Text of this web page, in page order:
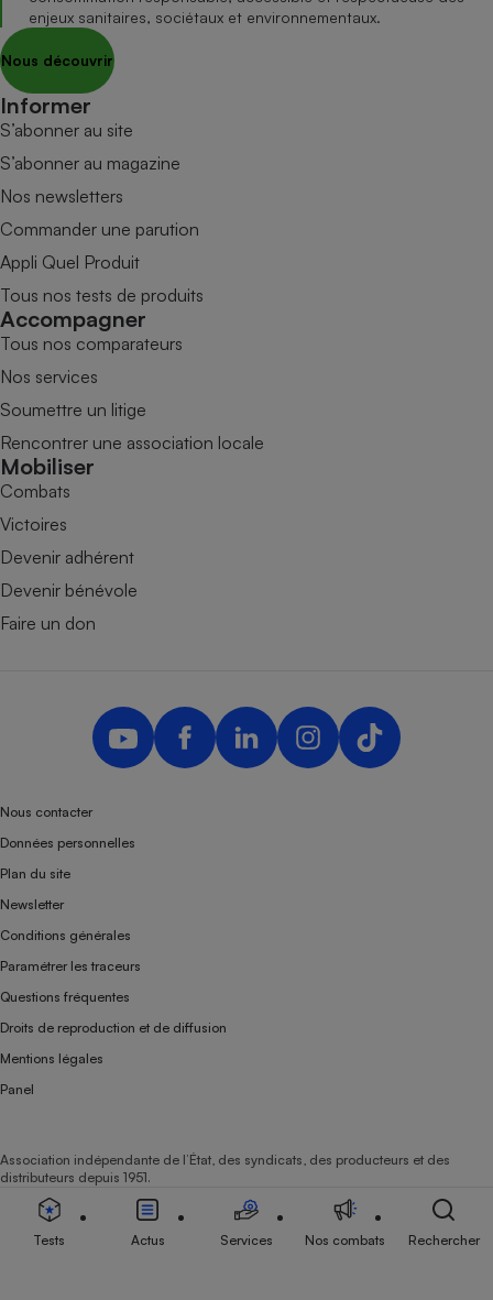
enjeux sanitaires, sociétaux et environnementaux.
Nous découvrir
Informer
S’abonner au site
S’abonner au magazine
Nos newsletters
Commander une parution
Appli Quel Produit
Tous nos tests de produits
Accompagner
Tous nos comparateurs
Nos services
Soumettre un litige
Rencontrer une association locale
Mobiliser
Combats
Victoires
Devenir adhérent
Devenir bénévole
Faire un don
Nous contacter
Données personnelles
Plan du site
Newsletter
Conditions générales
Paramétrer les traceurs
Questions fréquentes
Droits de reproduction et de diffusion
Mentions légales
Panel
Association indépendante de l’État, des syndicats, des producteurs et des
distributeurs depuis 1951.
Tests Actus Services Nos combats Rechercher